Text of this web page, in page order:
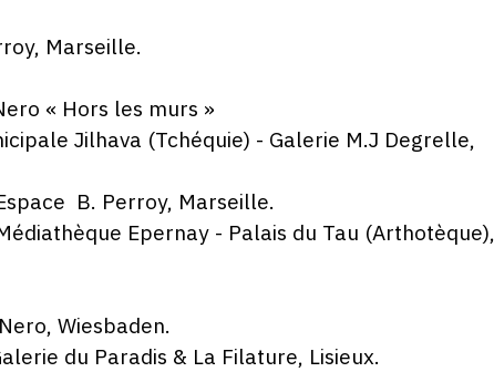
Marseille.
« Hors les murs »
Jilhava (Tchéquie) - Galerie M.J Degrelle,
B. Perroy, Marseille.
Epernay - Palais du Tau (Arthotèque),
Wiesbaden.
du Paradis & La Filature, Lisieux.